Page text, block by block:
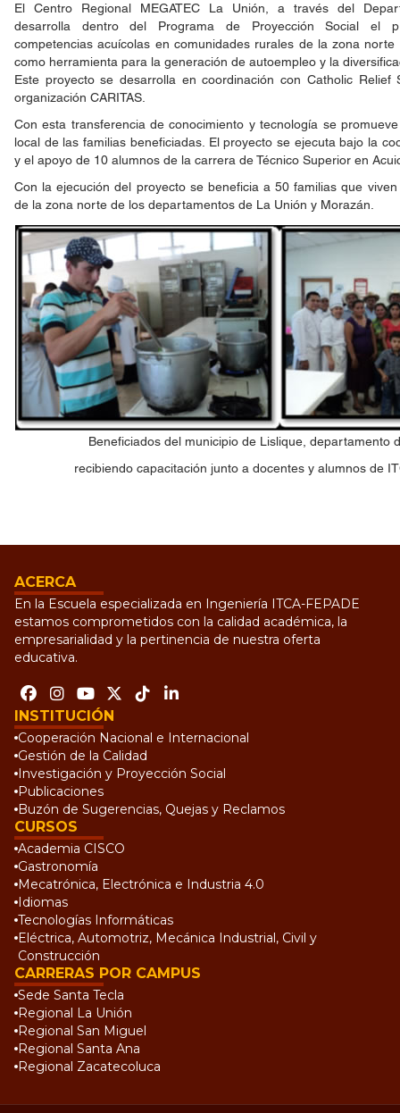
El Centro Regional MEGATEC La Unión, a través del
desarrolla dentro del Programa de Proyección Social el
competencias acuícolas en comunidades rurales de la zona
como herramienta para la generación de autoempleo y la
Este proyecto se desarrolla en coordinación con Catholic Relief
organización CARITAS.
Con esta transferencia de conocimiento y tecnología se
local de las familias beneficiadas. El proyecto se ejecuta bajo la
y el apoyo de 10 alumnos de la carrera de Técnico Superior en
Con la ejecución del proyecto se beneficia a 50 familias que
de la zona norte de los departamentos de La Unión y Morazán.
Beneficiados del municipio de Lislique, departamento
recibiendo capacitación junto a docentes y alumnos de
ACERCA
En la Escuela especializada en Ingeniería ITCA-FEPADE
estamos comprometidos con la calidad académica, la
empresarialidad y la pertinencia de nuestra oferta
educativa.
INSTITUCIÓN
Cooperación Nacional e Internacional
Gestión de la Calidad
Investigación y Proyección Social
Publicaciones
Buzón de Sugerencias, Quejas y Reclamos
CURSOS
Academia CISCO
Gastronomía
Mecatrónica, Electrónica e Industria 4.0
Idiomas
Tecnologías Informáticas
Eléctrica, Automotriz, Mecánica Industrial, Civil y
Construcción
CARRERAS POR CAMPUS
Sede Santa Tecla
Regional La Unión
Regional San Miguel
Regional Santa Ana
Regional Zacatecoluca